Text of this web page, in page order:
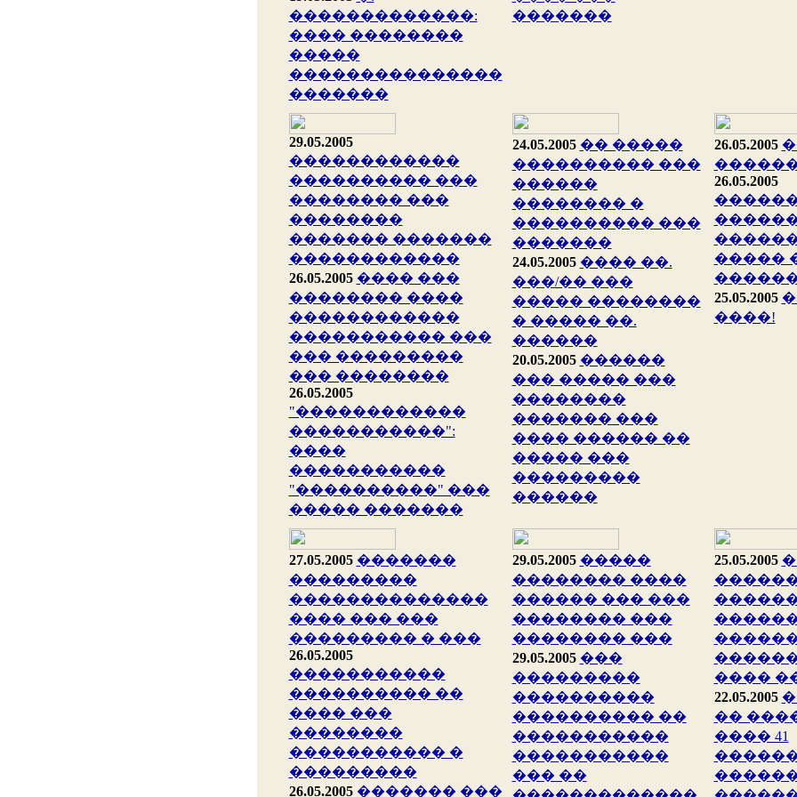
�������������:
���� ��������
�����
���������������
�������
�������
29.05.2005
������������
���������� ���
�������� ���
��������
������� �������
������������
26.05.2005 ���� ���
�������� ����
������������
����������� ���
��� ���������
��� ��������
26.05.2005
"������������
�����������":
����
�����������
"����������" ���
����� �������
24.05.2005 �� �����
���������� ���
������
�������� �
���������� ���
�������
24.05.2005 ���� ��.
���/�� ���
����� ��������
� ����� ��.
������
20.05.2005 ������
��� ����� ���
��������
������� ���
���� ������ ��
����� ���
���������
������
26.05.2005
26.05.2005
�����
25.05.2005
����!
27.05.2005 �������
���������
��������������
���� ��� ���
��������� � ���
26.05.2005
�����������
���������� ��
���� ���
��������
����������� �
���������
26.05.2005 ������� ���
29.05.2005 �����
�������� ����
������ ��� ���
�������� ���
�������� ���
29.05.2005 ���
���������
����������
���������� ��
�����������
�����������
��� ��
25.05.2005
����
22.05.2005
��
���� 41